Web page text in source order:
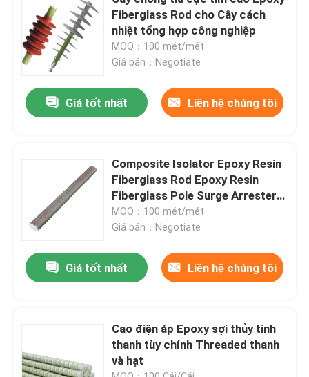
Sản phẩm
Video
Về chúng tôi
Kiểm soát chất lượng
Tin tức
Cách điện đường sắt
Fiberglass Rod cho Cây cách
nhiệt tổng hợp công nghiệp
MOQ：100 mét/mét
Giá bán：Negotiate
Giá tốt nhất Liên hệ chúng tôi
Composite Isolator Epoxy Resin
Fiberglass Rod Epoxy Resin
Fiberglass Pole Surge Arrester
(Điện ngăn áp lực)
MOQ：100 mét/mét
Giá bán：Negotiate
Giá tốt nhất Liên hệ chúng tôi
Cao điện áp Epoxy sợi thủy tinh
thanh tùy chỉnh Threaded thanh
và hạt